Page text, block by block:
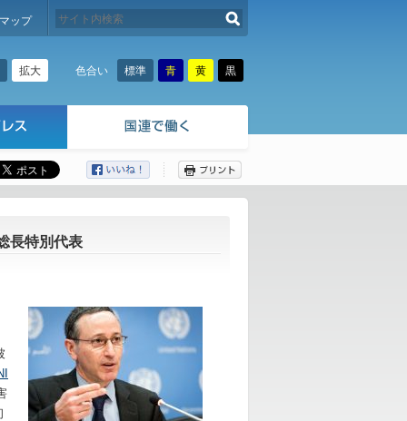
ップ
拡大 色合い 標準 青 黄 黒
長特別代表